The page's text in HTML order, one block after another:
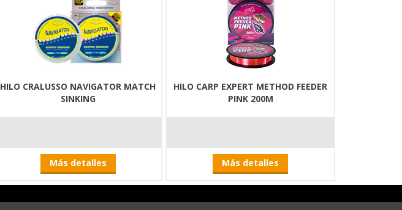
HILO CRALUSSO NAVIGATOR MATCH
SINKING
Más detalles
HILO CARP EXPERT METHOD FEEDER
PINK 200M
Más detalles